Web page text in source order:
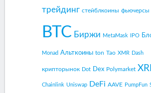
трейдинг стейблкоины фьючерсы
BTC Биржи MetaMask IPO
Monad Альткоины ton Tao XMR Dash
крипторынок Dot Dex Polymarket
Chainlink Uniswap DeFi AAVE PumpFun